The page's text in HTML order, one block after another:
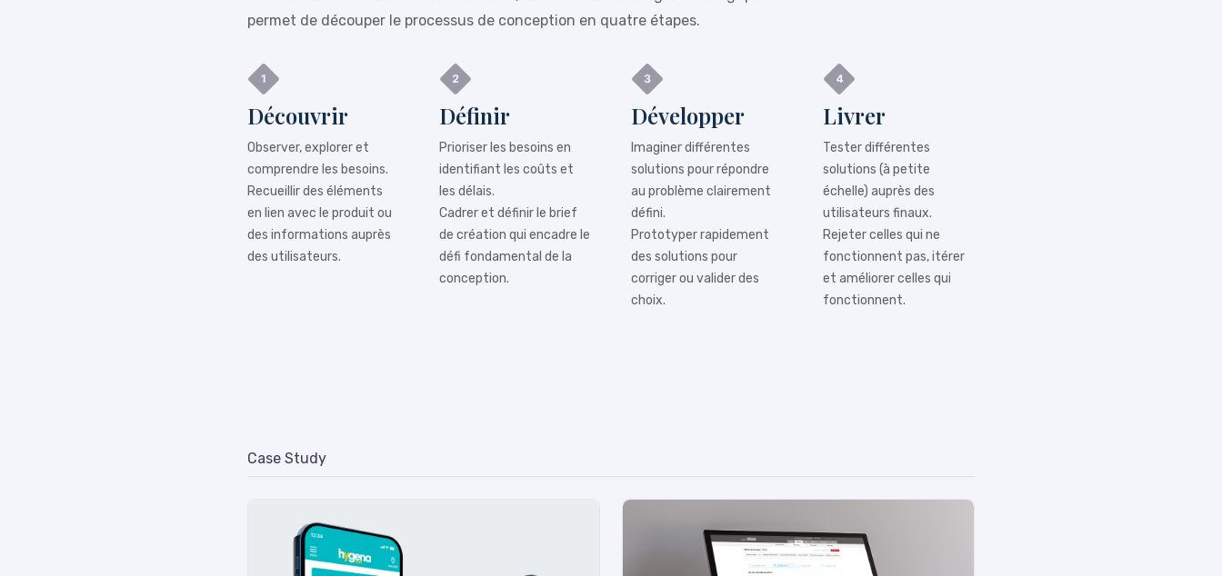
permet de découper le processus de conception en quatre étapes.
Découvrir
Observer, explorer et
comprendre les besoins.
Recueillir des éléments
en lien avec le produit ou
des informations auprès
des utilisateurs.
Définir
Prioriser les besoins en
identifiant les coûts et
les délais.
Cadrer et définir le brief
de création qui encadre le
défi fondamental de la
conception.
Développer
Imaginer différentes
solutions pour répondre
au problème clairement
défini.
Prototyper rapidement
des solutions pour
corriger ou valider des
choix.
Livrer
Tester différentes
solutions (à petite
échelle) auprès des
utilisateurs finaux.
Rejeter celles qui ne
fonctionnent pas, itérer
et améliorer celles qui
fonctionnent.
Case Study